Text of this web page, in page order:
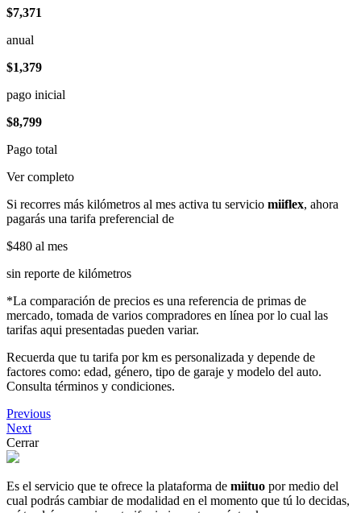
$7,371
anual
$1,379
pago inicial
$8,799
Pago total
Ver completo
Si recorres más kilómetros al mes activa tu servicio miiflex, ahora
pagarás una tarifa preferencial de
$480 al mes
sin reporte de kilómetros
*La comparación de precios es una referencia de primas de
mercado, tomada de varios compradores en línea por lo cual las
tarifas aqui presentadas pueden variar.
Recuerda que tu tarifa por km es personalizada y depende de
factores como: edad, género, tipo de garaje y modelo del auto.
Consulta términos y condiciones.
Previous
Next
Cerrar
Es el servicio que te ofrece la plataforma de miituo por medio del
cual podrás cambiar de modalidad en el momento que tú lo decidas,